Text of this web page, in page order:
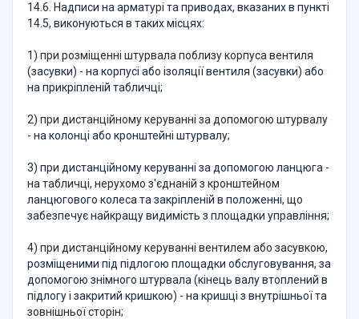
14.6. Надписи на арматурі та приводах, вказаних в пункті
14.5, виконуються в таких місцях:
1) при розміщенні штурвала поблизу корпуса вентиля
(засувки) - на корпусі або ізоляції вентиля (засувки) або
на прикріпленій табличці;
2) при дистанційному керуванні за допомогою штурвалу
- на колонці або кронштейні штурвалу;
3) при дистанційному керуванні за допомогою ланцюга -
на табличці, нерухомо з'єднаній з кронштейном
ланцюгового колеса та закріпленій в положенні, що
забезпечує найкращу видимість з площадки управління;
4) при дистанційному керуванні вентилем або засувкою,
розміщеними під підлогою площадки обслуговування, за
допомогою знімного штурвала (кінець валу втоплений в
підлогу і закритий кришкою) - на кришці з внутрішньої та
зовнішньої сторін;